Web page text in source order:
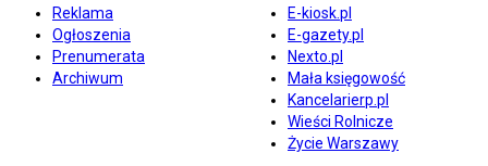
Reklama
Ogłoszenia
Prenumerata
Archiwum
E-kiosk.pl
E-gazety.pl
Nexto.pl
Mała księgowość
Kancelarierp.pl
Wieści Rolnicze
Życie Warszawy